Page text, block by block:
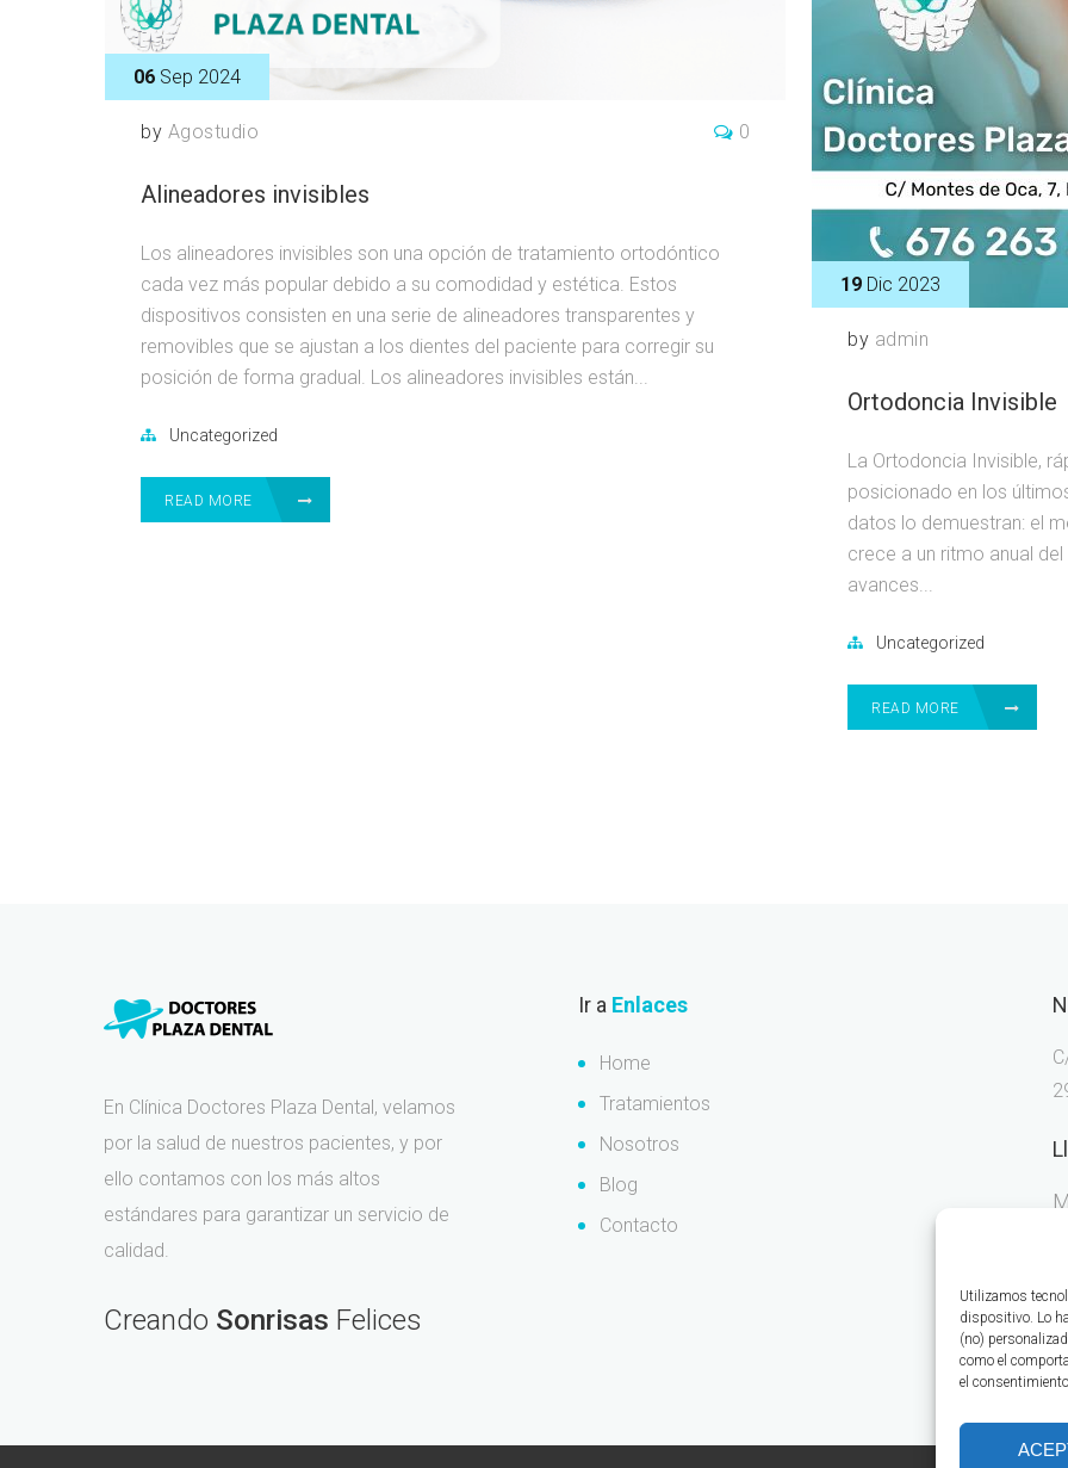
Utilizamos
dispositivo. Lo
(no)
como el
el
06 Sep 2024
by Agostudio 0
Alineadores invisibles
Los alineadores invisibles son una opción de tratamiento ortodóntico
cada vez más popular debido a su comodidad y estética. Estos
dispositivos consisten en una serie de alineadores transparentes y
removibles que se ajustan a los dientes del paciente para corregir su
posición de forma gradual. Los alineadores invisibles están...
Uncategorized
READ MORE
19 Dic 2023
by admin
Ortodoncia Invisible
La Ortodoncia Invisible,
posicionado en los
datos lo demuestran: el
crece a un ritmo anual
avances...
Uncategorized
READ MORE
En Clínica Doctores Plaza Dental, velamos
por la salud de nuestros pacientes, y por
ello contamos con los más altos
estándares para garantizar un servicio de
calidad.
Creando Sonrisas Felices
Ir a Enlaces
Home
Tratamientos
Nosotros
Blog
Contacto